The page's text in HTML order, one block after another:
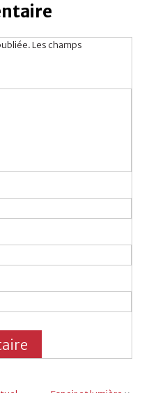
Les champs